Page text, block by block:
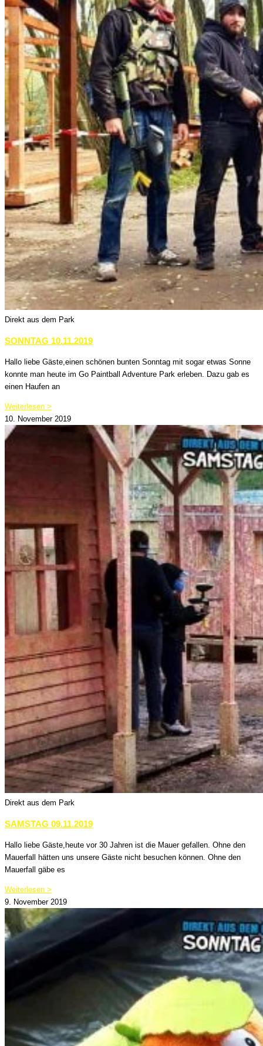
Direkt aus dem Park
SONNTAG 10.11.2019
Hallo liebe Gäste,einen schönen bunten Sonntag mit sogar etwas Sonne
konnte man heute im Go Paintball Adventure Park erleben. Dazu gab es
einen Haufen an
Weiterlesen >
10. November 2019
Direkt aus dem Park
SAMSTAG 09.11.2019
Hallo liebe Gäste,heute vor 30 Jahren ist die Mauer gefallen. Ohne den
Mauerfall hätten uns unsere Gäste nicht besuchen können. Ohne den
Mauerfall gäbe es
Weiterlesen >
9. November 2019